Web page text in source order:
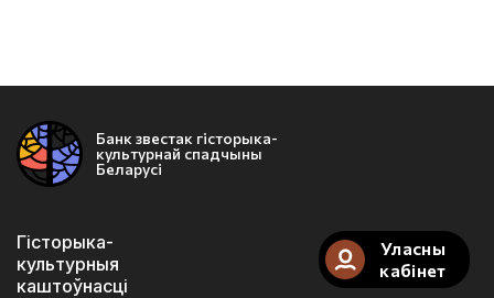
Банк звестак гісторыка-
культурнай спадчыны
Беларусі
Гісторыка-
культурныя
каштоўнасці
Уласны
кабінет